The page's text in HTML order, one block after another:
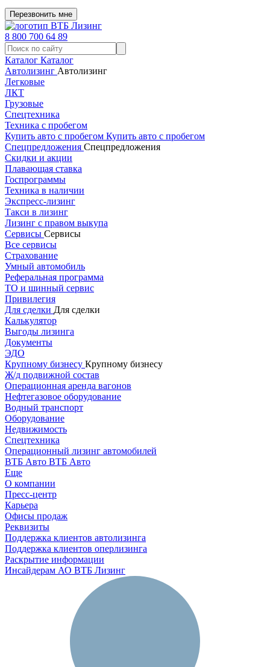
Перезвонить мне
8 800 700 64 89
Каталог Каталог
Автолизинг Автолизинг
Легковые
ЛКТ
Грузовые
Спецтехника
Техника с пробегом
Купить авто с пробегом Купить авто с пробегом
Спецпредложения Спецпредложения
Скидки и акции
Плавающая ставка
Госпрограммы
Техника в наличии
Экспресс-лизинг
Такси в лизинг
Лизинг с правом выкупа
Сервисы Сервисы
Все сервисы
Страхование
Умный автомобиль
Реферальная программа
ТО и шинный сервис
Привилегия
Для сделки Для сделки
Калькулятор
Выгоды лизинга
Документы
ЭДО
Крупному бизнесу Крупному бизнесу
Ж/д подвижной состав
Операционная аренда вагонов
Нефтегазовое оборудование
Водный транспорт
Оборудование
Недвижимость
Спецтехника
Операционный лизинг автомобилей
ВТБ Авто ВТБ Авто
Еще
О компании
Пресс-центр
Карьера
Офисы продаж
Реквизиты
Поддержка клиентов автолизинга
Поддержка клиентов оперлизинга
Раскрытие информации
Инсайдерам АО ВТБ Лизинг